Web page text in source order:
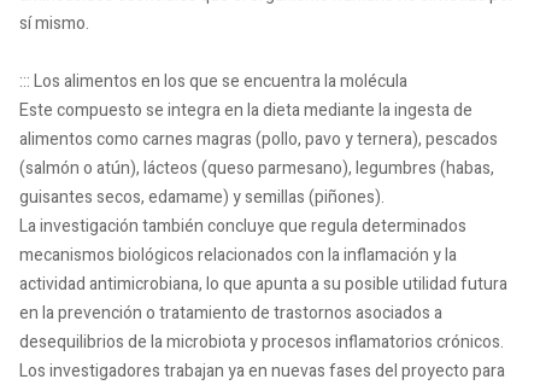
sí mismo.
::: Los alimentos en los que se encuentra la molécula
Este compuesto se integra en la dieta mediante la ingesta de
alimentos como carnes magras (pollo, pavo y ternera), pescados
(salmón o atún), lácteos (queso parmesano), legumbres (habas,
guisantes secos, edamame) y semillas (piñones).
La investigación también concluye que regula determinados
mecanismos biológicos relacionados con la inflamación y la
actividad antimicrobiana, lo que apunta a su posible utilidad futura
en la prevención o tratamiento de trastornos asociados a
desequilibrios de la microbiota y procesos inflamatorios crónicos.
Los investigadores trabajan ya en nuevas fases del proyecto para